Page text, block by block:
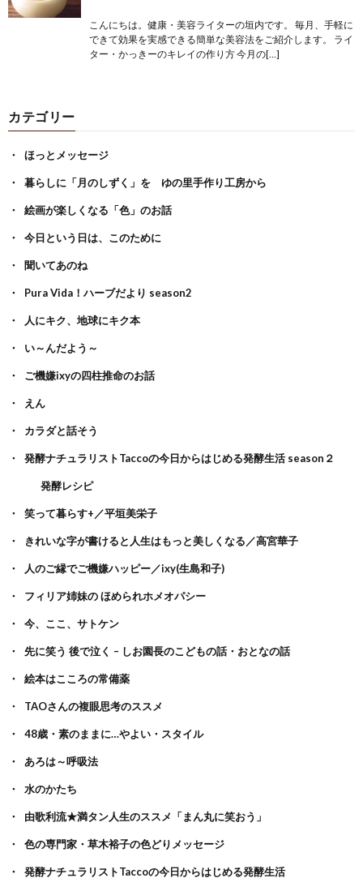
こんにちは。健康・美容ライターの垣内です。 毎月、手軽に
できて効果を実感できる簡単な美容法をご紹介します。 ライ
ター・かっきーのキレイの作り方 今月の[…]
カテゴリー
ほっとメッセージ
暮らしに「月のしずく」を ゆの里手作り工房から
絵画が楽しくなる「色」のお話
今日という日は、このために
聞いてあのね
Pura Vida！ハーブだより season2
人にキク、地球にキク本
い～んだよう～
ご機嫌ixyの四柱推命のお話
えん
カラダと話そう
発酵ナチュラリストTaccoの今日からはじめる発酵生活 season２
発酵レシピ
笑って暮らす+／平垣美栄子
きれいな字が書けると人生はもっと美しくなる／高宮華子
人のご縁でご機嫌ハッピー／ixy(生島和子)
フィリア姉妹の ほめられホメオパシー
今、ここ、サトケン
先に笑う 後で泣く – しお園長のこどもの話・おとなの話
絵本はこころの常備薬
TAOさんの複眼思考のススメ
48歳・素のままに…やよい・スタイル
あろは～呼吸法
水のかたち
由歌利流★満タン人生のススメ「まん丸に笑おう」
色の専門家・草木裕子の色どりメッセージ
発酵ナチュラリストTaccoの今日からはじめる発酵生活